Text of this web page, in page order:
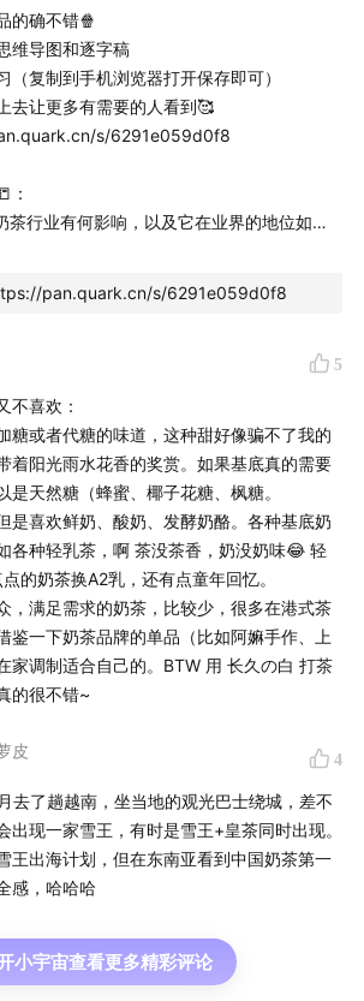
的确不错🍿
维导图和逐字稿
（复制到手机浏览器打开保存即可）
去让更多有需要的人看到🥰
s/6291e059d0f8
：
茶行业有何影响，以及它在业界的地位如
价涨幅高达40%，一周内市值增长至约1500
股”。雪王在全球连锁品牌中门店数量排名
当劳和星巴克，尽管市值上还未达到这两者
速的增长势头吸引了全球投资人的关注，证
业有机会在全球范围内获得关注和成功。
牌不敢涨价？
价是因为中国消费者对20元以上一杯的奶茶
性的高端品牌若定价过高，消费者会有所反
和高端品牌在当前市场环境下都不敢轻易涨
对价格敏感，容易转向其他品牌。
价格？对于像雪王这样拥有定价权的企业有
五块是因为它原本价格较低，且在同价位竞
下，提价相对容易。在消费行业中，拥有定
多见，因为市场竞争激烈。不过，举例来
台在各自行业中具有较高的定价权，但这类
应链垂直整合，控制了吸管、纸杯及部分食
了成本并提升了性价比，从而在众多品牌中
pan.quark.cn/s/6291e059d0f8
5
不喜欢：
糖或者代糖的味道，这种甜好像骗不了我的
着阳光雨水花香的奖赏。如果基底真的需要
是天然糖（蜂蜜、椰子花糖、枫糖。
是喜欢鲜奶、酸奶、发酵奶酪。各种基底奶
各种轻乳茶，啊 茶没茶香，奶没奶味😂 轻
的奶茶换A2乳，还有点童年回忆。
，满足需求的奶茶，比较少，很多在港式茶
鉴一下奶茶品牌的单品（比如阿嫲手作、上
家调制适合自己的。BTW 用 长久の白 打茶
的很不错~
皮 4
去了趟越南，坐当地的观光巴士绕城，差不
出现一家雪王，有时是雪王+皇茶同时出现。
王出海计划，但在东南亚看到中国奶茶第一
感，哈哈哈
小宇宙查看更多精彩评论